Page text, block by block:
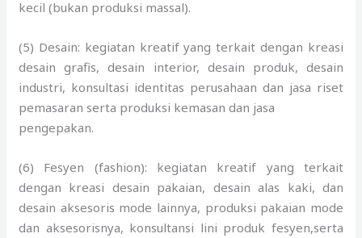
kecil (bukan produksi massal).
(5) Desain: kegiatan kreatif yang terkait dengan kreasi
desain grafis, desain interior, desain produk, desain
industri, konsultasi identitas perusahaan dan jasa riset
pemasaran serta produksi kemasan dan jasa
pengepakan.
(6) Fesyen (fashion): kegiatan kreatif yang terkait
dengan kreasi desain pakaian, desain alas kaki, dan
desain aksesoris mode lainnya, produksi pakaian mode
dan aksesorisnya, konsultansi lini produk fesyen,serta